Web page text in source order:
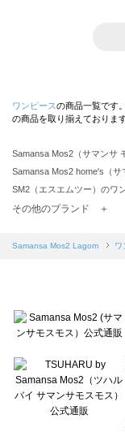
ワンピースの商品一覧です
の商品を取り揃えております
Samansa Mos2（サマンサ
Samansa Mos2 home's（
SM2（エスエムツー）のワ
TSUHARU by Samansa
Samansa Mos2 blue（サマ
sō4ū（ソウフォーユー）の
Te chichi（テチチ）のワン
Te chichi CLASSIC（テチ
Lugnoncure（ルノンキュ
BETTY'S BLUE（べティー
Wpc.（ワールドパーティー
その他のブランド ＋
Samansa Mos2 Lagom ワ